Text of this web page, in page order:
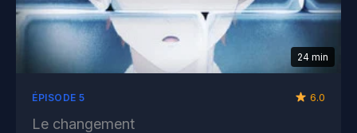
24 min
ÉPISODE 5 6.0
Le changement